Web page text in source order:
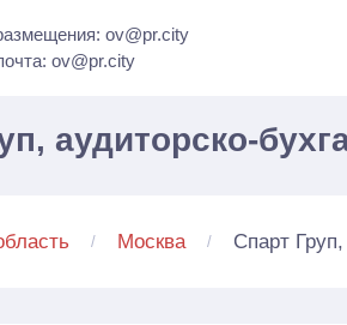
ov@pr.city
ov@pr.city
аудиторско-
Москва Спарт